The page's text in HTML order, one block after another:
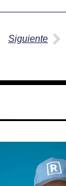
Siguiente